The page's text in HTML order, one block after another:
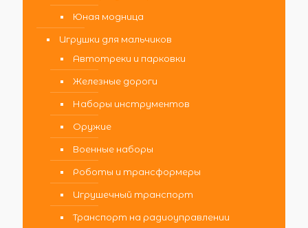
Юная модница
Игрушки для мальчиков
Автотреки и парковки
Железные дороги
Наборы инструментов
Оружие
Военные наборы
Роботы и трансформеры
Игрушечный транспорт
Транспорт на радиоуправлении